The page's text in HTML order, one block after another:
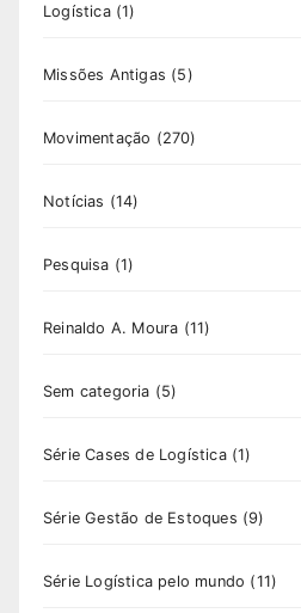
Logística(1)
Missões Antigas (5)
Movimentação (270)
Notícias (14)
Pesquisa (1)
Reinaldo A. Moura (11)
Sem categoria (5)
Série Cases de Logística(1)
Série Gestão de Estoques (9)
Série Logística pelo mundo (11)